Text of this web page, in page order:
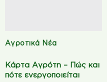
Αγροτικά Νέα
Κάρτα Αγρότη – Πώς και
πότε ενεργοποιείται